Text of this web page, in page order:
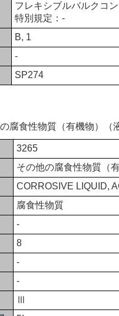
フレキシブルバルクコ
特別規定：-
B, 1
-
SP274
腐食性物質（有機物）（
3265
その他の腐食性物質（
CORROSIVE LIQUID,
腐食性物質
-
8
-
-
Ⅲ